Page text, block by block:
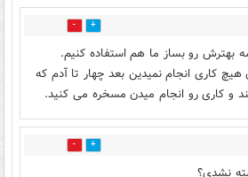
9
بهترش رو بساز ما هم استفاده کنیم.
هیچ کاری انجام نمیدین بعد چهار تا آدم که
و کاری رو انجام میدن مسخره می کنید.
81
نشدی؟